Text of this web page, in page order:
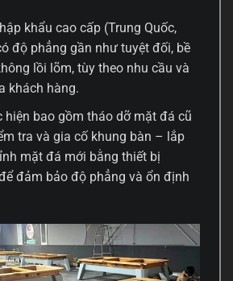
khẩu cao cấp (Trung Quốc,
độ phẳng gần như tuyệt đối, bề
lồi lõm, tùy theo nhu cầu và
khách hàng.
hiện bao gồm tháo dỡ mặt đá cũ
tra và gia cố khung bàn – lắp
mặt đá mới bằng thiết bị
đảm bảo độ phẳng và ổn định